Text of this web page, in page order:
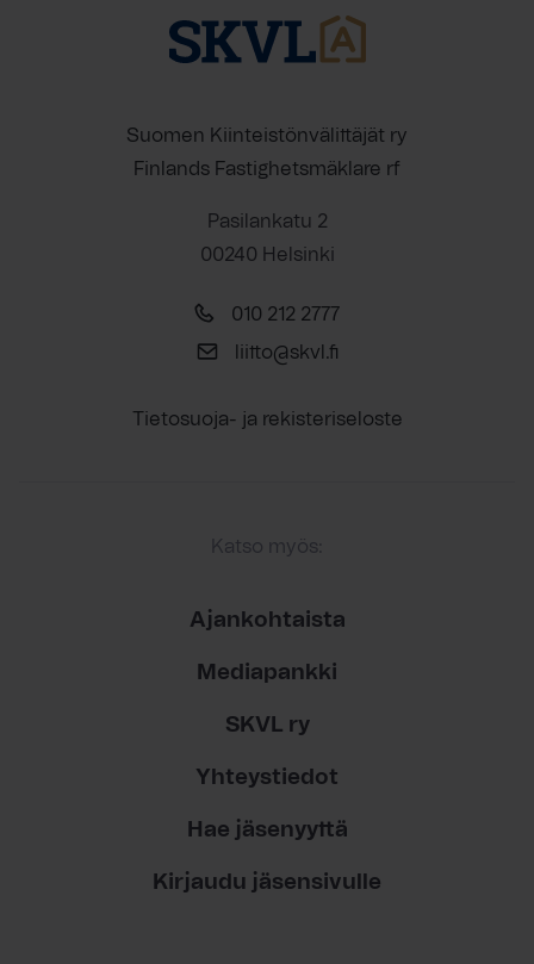
Suomen Kiinteistönvälittäjät ry
Finlands Fastighetsmäklare rf
Pasilankatu 2
00240 Helsinki
010 212 2777
liitto@skvl.fi
Tietosuoja- ja rekisteriseloste
Katso myös:
Ajankohtaista
Mediapankki
SKVL ry
Yhteystiedot
Hae jäsenyyttä
Kirjaudu jäsensivulle